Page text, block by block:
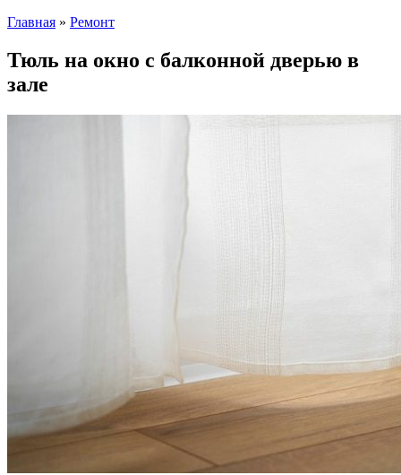
Главная » Ремонт
Тюль на окно с балконной дверью в
зале